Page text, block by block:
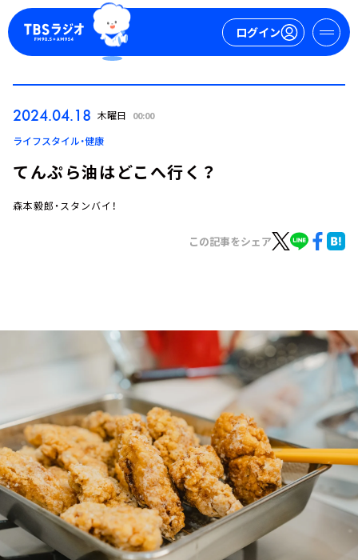
ログイン
ログイン
トピックス
TBS Podcast
お知らせ
イベント・グッズ
YouTube
会社情報
2024.04.18 木曜日 00:00
ライフスタイル・健康
てんぷら油はどこへ行く？
森本毅郎・スタンバイ！
この記事をシェア